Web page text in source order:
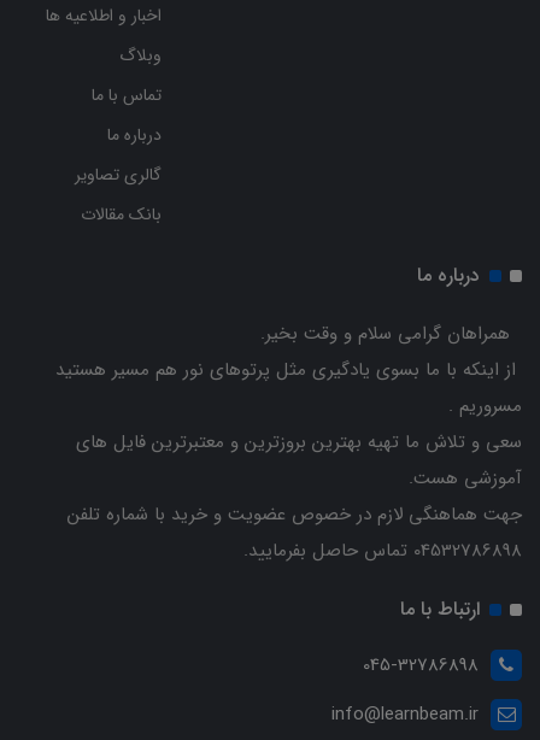
اخبار و اطلاعیه ها
وبلاگ
تماس با ما
درباره ما
گالری تصاویر
بانک مقالات
درباره ما
همراهان گرامی سلام و وقت بخیر.
از اینکه با ما بسوی یادگیری مثل پرتوهای نور هم مسیر هستید
مسروریم .
سعی و تلاش ما تهیه بهترین بروزترین و معتبرترین فایل های
آموزشی هست.
جهت هماهنگی لازم در خصوص عضویت و خرید با شماره تلفن
04532786898 تماس حاصل بفرمایید.
ارتباط با ما
045-32786898
info@learnbeam.ir